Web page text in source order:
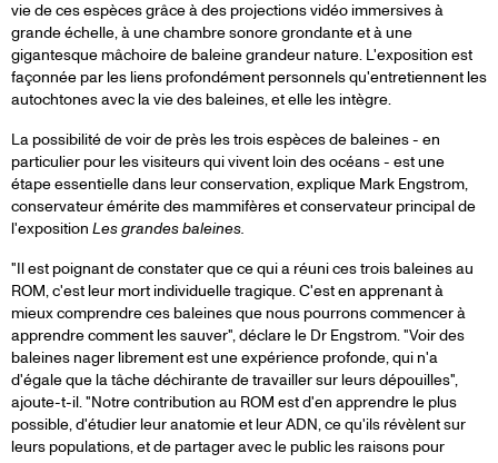
vie de ces espèces grâce à des projections vidéo immersives à
grande échelle, à une chambre sonore grondante et à une
gigantesque mâchoire de baleine grandeur nature. L'exposition est
façonnée par les liens profondément personnels qu'entretiennent les
autochtones avec la vie des baleines, et elle les intègre.
La possibilité de voir de près les trois espèces de baleines - en
particulier pour les visiteurs qui vivent loin des océans - est une
étape essentielle dans leur conservation, explique Mark Engstrom,
conservateur émérite des mammifères et conservateur principal de
l'exposition Les grandes baleines.
"Il est poignant de constater que ce qui a réuni ces trois baleines au
ROM, c'est leur mort individuelle tragique. C'est en apprenant à
mieux comprendre ces baleines que nous pourrons commencer à
apprendre comment les sauver", déclare le Dr Engstrom. "Voir des
baleines nager librement est une expérience profonde, qui n'a
d'égale que la tâche déchirante de travailler sur leurs dépouilles",
ajoute-t-il. "Notre contribution au ROM est d'en apprendre le plus
possible, d'étudier leur anatomie et leur ADN, ce qu'ils révèlent sur
leurs populations, et de partager avec le public les raisons pour